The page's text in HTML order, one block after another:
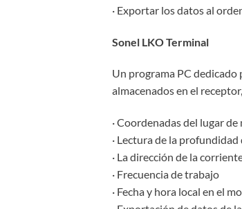
· Exportar los datos al
Sonel LKO Terminal
Un programa PC dedicado
almacenados en el
· Coordenadas del lugar
· Lectura de la
· La dirección de la
· Frecuencia de trabajo
· Fecha y hora local en el